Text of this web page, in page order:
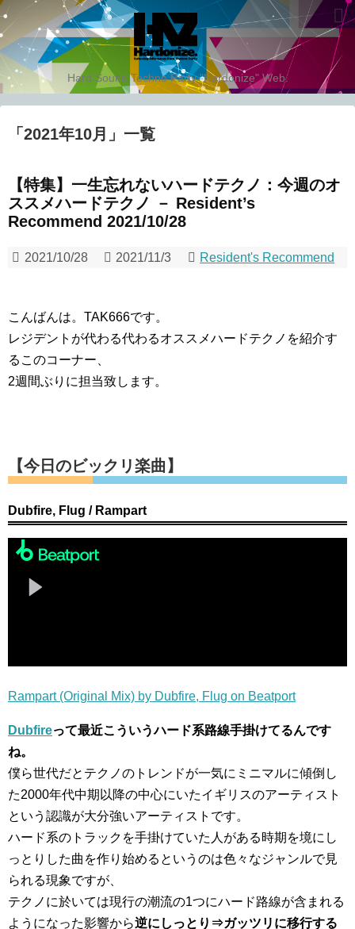
Hard Sound Techno Party "Hardonize" Web.
「 2021年10月 」 一覧
【特集】一生忘れないハードテクノ：今週のオ
ススメハードテクノ － Resident’s
Recommend 2021/10/28
2021/10/28 2021/11/3 Resident's Recommend
こんばんは。TAK666です。
レジデントが代わる代わるオススメハードテクノを紹介す
るこのコーナー、
2週間ぶりに担当致します。
【今日のビックリ楽曲】
Dubfire, Flug / Rampart
Rampart (Original Mix) by Dubfire, Flug on Beatport
Dubfireって最近こういうハード系路線手掛けてるんです
ね。
僕ら世代だとテクノのトレンドが一気にミニマルに傾倒し
た2000年代中期以降の中心にいたイギリスのアーティスト
という認識が大分強いアーティストです。
ハード系のトラックを手掛けていた人がある時期を境にし
っとりした曲を作り始めるというのは色々なジャンルで見
られる現象ですが、
テクノに於いては現行の潮流の1つにハード路線が含まれる
ようになった影響から逆にしっとり⇒ガッツリに移行する